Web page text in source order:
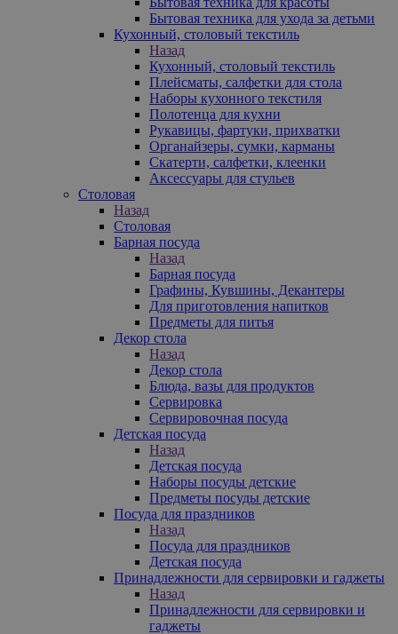
Бытовая техника для ухода за детьми
Кухонный, столовый текстиль
Назад
Кухонный, столовый текстиль
Плейсматы, салфетки для стола
Наборы кухонного текстиля
Полотенца для кухни
Рукавицы, фартуки, прихватки
Органайзеры, сумки, карманы
Скатерти, салфетки, клеенки
Аксессуары для стульев
Столовая
Назад
Столовая
Барная посуда
Назад
Барная посуда
Графины, Кувшины, Декантеры
Для приготовления напитков
Предметы для питья
Декор стола
Назад
Декор стола
Блюда, вазы для продуктов
Сервировка
Сервировочная посуда
Детская посуда
Назад
Детская посуда
Наборы посуды детские
Предметы посуды детские
Посуда для праздников
Назад
Посуда для праздников
Детская посуда
Принадлежности для сервировки и гаджеты
Назад
Принадлежности для сервировки и
гаджеты